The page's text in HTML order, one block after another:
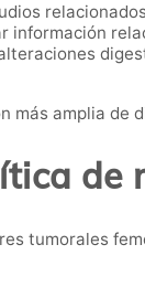
información
más amplia de
de
tumorales